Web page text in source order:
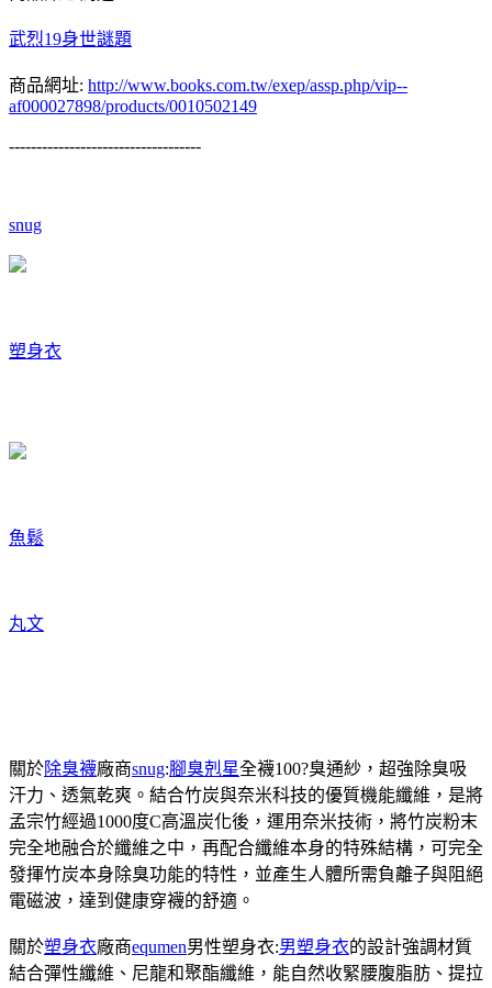
武烈19身世謎題
商品網址: http://www.books.com.tw/exep/assp.php/vip--
af000027898/products/0010502149
-----------------------------------
snug
塑身衣
魚鬆
丸文
關於除臭襪廠商snug:腳臭剋星全襪100?臭通紗，超強除臭吸
汗力、透氣乾爽。結合竹炭與奈米科技的優質機能纖維，是將
孟宗竹經過1000度C高溫炭化後，運用奈米技術，將竹炭粉末
完全地融合於纖維之中，再配合纖維本身的特殊結構，可完全
發揮竹炭本身除臭功能的特性，並產生人體所需負離子與阻絕
電磁波，達到健康穿襪的舒適。
關於塑身衣廠商equmen男性塑身衣:男塑身衣的設計強調材質
結合彈性纖維、尼龍和聚酯纖維，能自然收緊腰腹脂肪、提拉